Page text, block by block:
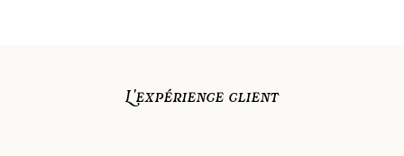
L'expérience client